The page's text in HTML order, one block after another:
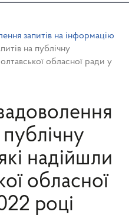
запитів на інформацію
на публічну
обласної ради у
публічну
надійшли
обласної
році